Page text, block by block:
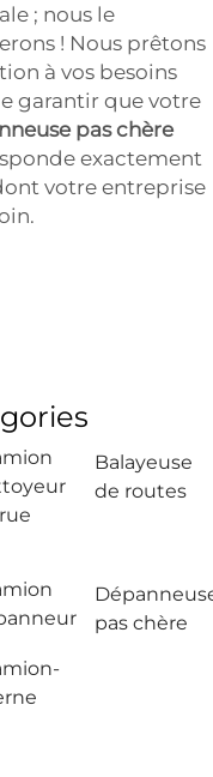
; nous le
! Nous prêtons
à vos besoins
garantir que votre
pas chère
exactement
votre entreprise
Balayeuse
de routes
pas chère